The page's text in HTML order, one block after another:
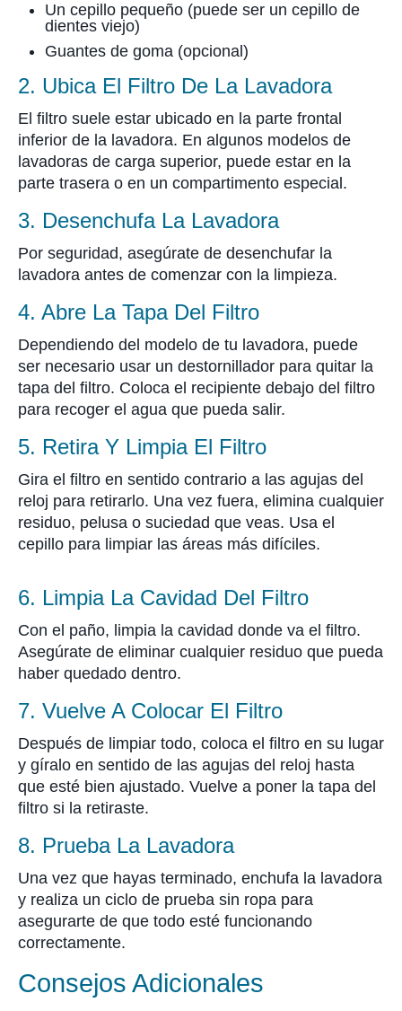
Un cepillo pequeño (puede ser un cepillo de
dientes viejo)
Guantes de goma (opcional)
2. Ubica El Filtro De La Lavadora
El filtro suele estar ubicado en la parte frontal
inferior de la lavadora. En algunos modelos de
lavadoras de carga superior, puede estar en la
parte trasera o en un compartimento especial.
3. Desenchufa La Lavadora
Por seguridad, asegúrate de desenchufar la
lavadora antes de comenzar con la limpieza.
4. Abre La Tapa Del Filtro
Dependiendo del modelo de tu lavadora, puede
ser necesario usar un destornillador para quitar la
tapa del filtro. Coloca el recipiente debajo del filtro
para recoger el agua que pueda salir.
5. Retira Y Limpia El Filtro
Gira el filtro en sentido contrario a las agujas del
reloj para retirarlo. Una vez fuera, elimina cualquier
residuo, pelusa o suciedad que veas. Usa el
cepillo para limpiar las áreas más difíciles.
6. Limpia La Cavidad Del Filtro
Con el paño, limpia la cavidad donde va el filtro.
Asegúrate de eliminar cualquier residuo que pueda
haber quedado dentro.
7. Vuelve A Colocar El Filtro
Después de limpiar todo, coloca el filtro en su lugar
y gíralo en sentido de las agujas del reloj hasta
que esté bien ajustado. Vuelve a poner la tapa del
filtro si la retiraste.
8. Prueba La Lavadora
Una vez que hayas terminado, enchufa la lavadora
y realiza un ciclo de prueba sin ropa para
asegurarte de que todo esté funcionando
correctamente.
Consejos Adicionales